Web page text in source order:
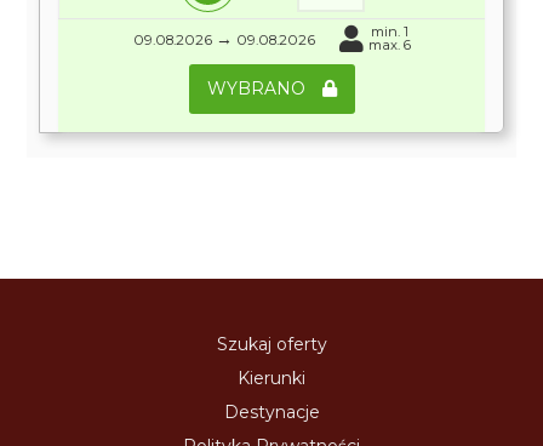
09.08.2026 → 09.08.2026 min. 1
max. 6
WYBRANO
Szukaj oferty
Kierunki
Destynacje